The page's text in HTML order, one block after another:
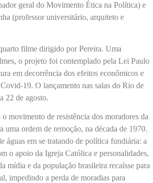
geral do Movimento Ética na Política) e
(professor universitário, arquiteto e
filme dirigido por Pereira. Uma
o projeto foi contemplado pela Lei Paulo
em decorrência dos efeitos econômicos e
19. O lançamento nas salas do Rio de
22 de agosto.
movimento de resistência dos moradores da
uma ordem de remoção, na década de 1970.
águas em se tratando de política fundiária: a
o apoio da Igreja Católica e personalidades,
mídia e da população brasileira recaísse para
impedindo a perda de moradias para